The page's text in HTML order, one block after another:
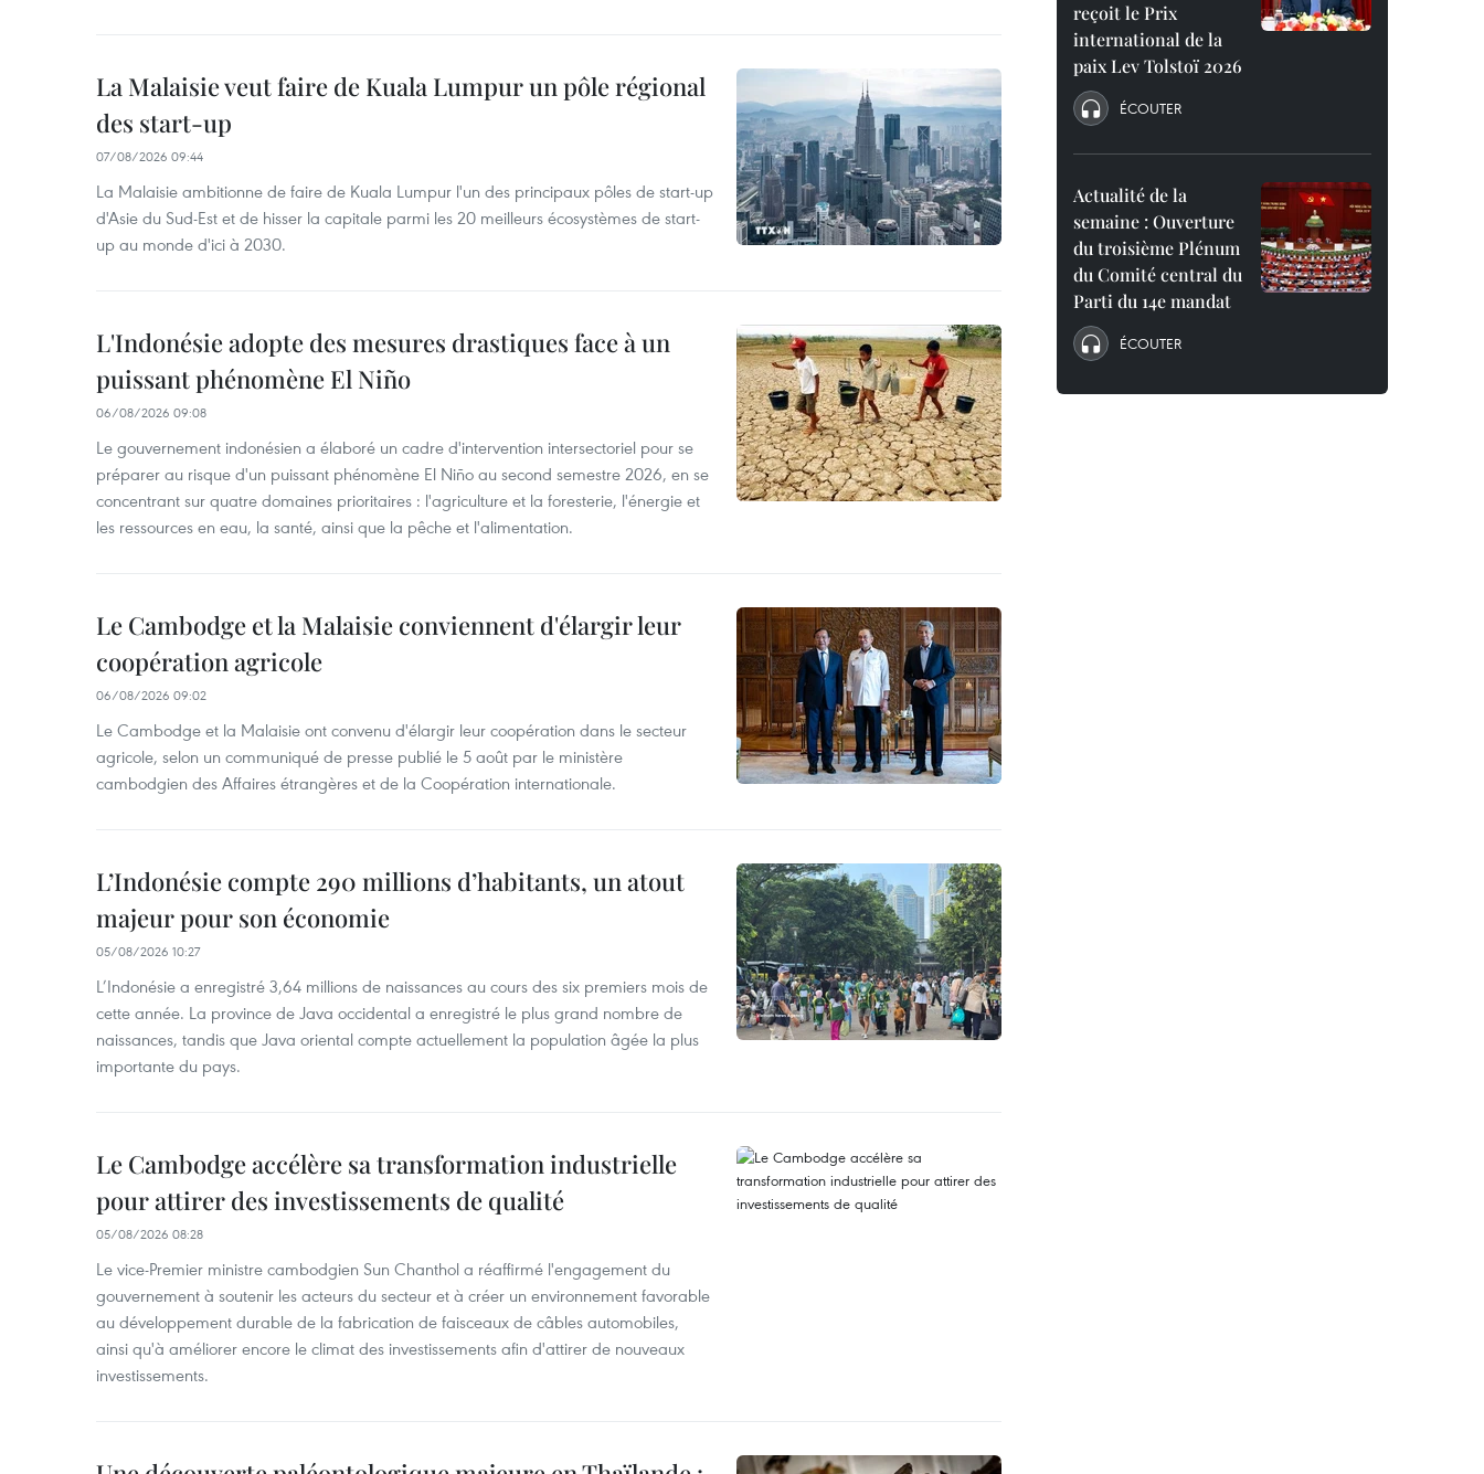
La Malaisie veut faire de Kuala Lumpur un pôle régional
des start-up
07/08/2026 09:44
La Malaisie ambitionne de faire de Kuala Lumpur l'un des principaux pôles de start-up
d'Asie du Sud-Est et de hisser la capitale parmi les 20 meilleurs écosystèmes de start-
up au monde d'ici à 2030.
L'Indonésie adopte des mesures drastiques face à un
puissant phénomène El Niño
06/08/2026 09:08
Le gouvernement indonésien a élaboré un cadre d'intervention intersectoriel pour se
préparer au risque d'un puissant phénomène El Niño au second semestre 2026, en se
concentrant sur quatre domaines prioritaires : l'agriculture et la foresterie, l'énergie et
les ressources en eau, la santé, ainsi que la pêche et l'alimentation.
Le Cambodge et la Malaisie conviennent d'élargir leur
coopération agricole
06/08/2026 09:02
Le Cambodge et la Malaisie ont convenu d'élargir leur coopération dans le secteur
agricole, selon un communiqué de presse publié le 5 août par le ministère
cambodgien des Affaires étrangères et de la Coopération internationale.
L’Indonésie compte 290 millions d’habitants, un atout
majeur pour son économie
05/08/2026 10:27
L’Indonésie a enregistré 3,64 millions de naissances au cours des six premiers mois de
cette année. La province de Java occidental a enregistré le plus grand nombre de
naissances, tandis que Java oriental compte actuellement la population âgée la plus
importante du pays.
Le Cambodge accélère sa transformation industrielle
pour attirer des investissements de qualité
05/08/2026 08:28
Le vice-Premier ministre cambodgien Sun Chanthol a réaffirmé l'engagement du
gouvernement à soutenir les acteurs du secteur et à créer un environnement favorable
au développement durable de la fabrication de faisceaux de câbles automobiles,
ainsi qu'à améliorer encore le climat des investissements afin d'attirer de nouveaux
investissements.
reçoit le Prix
international de la
paix Lev Tolstoï 2026
ÉCOUTER
Actualité de la
semaine : Ouverture
du troisième Plénum
du Comité central du
Parti du 14e mandat
ÉCOUTER